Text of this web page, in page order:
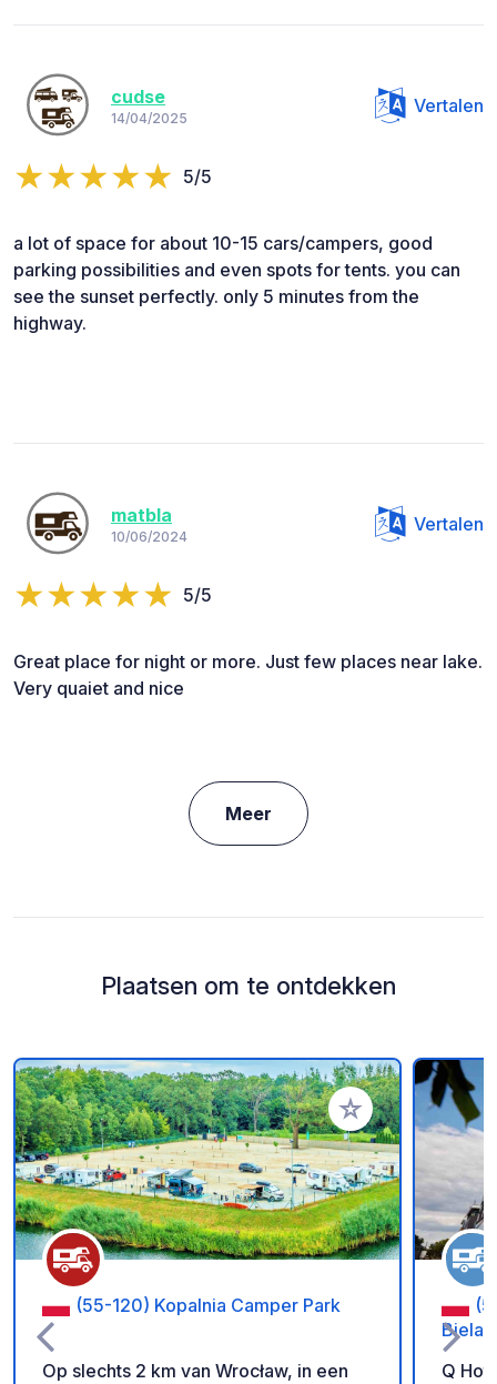
cudse
14/04/2025
Vertalen
5/5
a lot of space for about 10-15 cars/campers, good
parking possibilities and even spots for tents. you can
see the sunset perfectly. only 5 minutes from the
highway.
matbla
10/06/2024
Vertalen
5/5
Great place for night or more. Just few places near lake.
Very quaiet and nice
Meer
Plaatsen om te ontdekken
Voeg toe aan je
(55-120) Kopalnia Camper Park
Op slechts 2 km van Wrocław, in een
Q